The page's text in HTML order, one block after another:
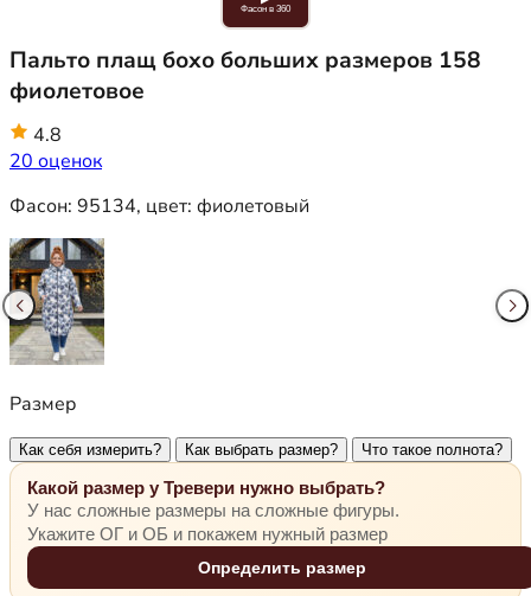
Фасон в 360
Пальто плащ бохо больших размеров 158
фиолетовое
4.8
20 оценок
Фасон: 95134, цвет: фиолетовый
Размер
Как себя измерить? Как выбрать размер? Что такое полнота?
Какой размер у Тревери нужно выбрать?
У нас сложные размеры на сложные фигуры.
Укажите ОГ и ОБ и покажем нужный размер
Определить размер